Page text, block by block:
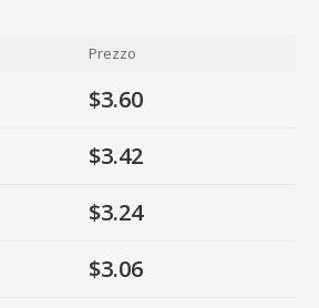
Prezzo
$3.60
$3.42
$3.24
$3.06